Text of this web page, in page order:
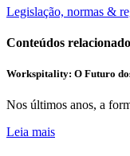
Legislação, normas &
Conteúdos
Workspitality: O Futuro
Nos últimos anos, a
Leia mais